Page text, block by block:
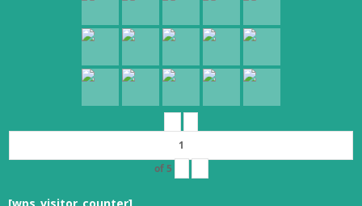
of5
[wps_visitor_counter]